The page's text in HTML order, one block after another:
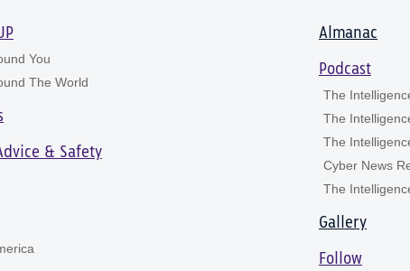
You
The World
& Safety
Almanac
Podcast
The
The
The
Cyber News
The
Gallery
Follow